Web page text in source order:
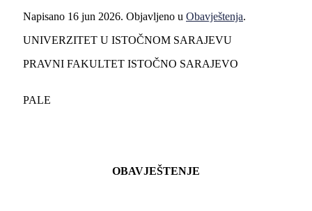
Napisano 16 jun 2026. Objavljeno u Obavještenja.
UNIVERZITET U ISTOČNOM SARAJEVU
PRAVNI FAKULTET ISTOČNO SARAJEVO
PALE
OBAVJEŠTENJE